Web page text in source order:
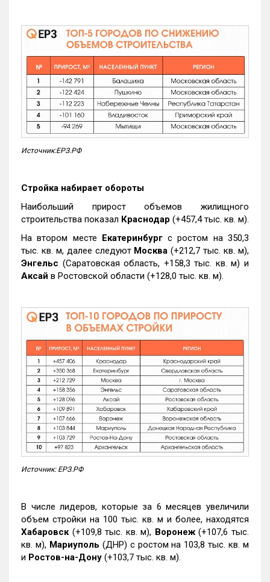
Источник:ЕРЗ.РФ
Стройка набирает обороты
Наибольший прирост объемов жилищного
строительства показал Краснодар (+457,4 тыс. кв. м).
На втором месте Екатеринбургс ростом на 350,3
тыс. кв. м, далее следуют Москва (+212,7 тыс. кв. м),
Энгельс (Саратовская область, +158,3 тыс. кв. м) и
Аксай в Ростовской области (+128,0 тыс. кв. м).
Источник: ЕРЗ.РФ
В числе лидеров, которые за 6 месяцев увеличили
объем стройки на 100 тыс. кв. м и более, находятся
Хабаровск (+109,8 тыс. кв. м), Воронеж(+107,6 тыс.
кв. м), Мариуполь (ДНР) с ростом на 103,8 тыс. кв. м
и Ростов-на-Дону (+103,7 тыс. кв. м).